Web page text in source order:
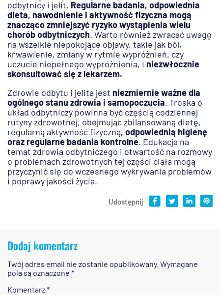
odbytnicy i jelit. Regularne badania, odpowiednia
dieta, nawodnienie i aktywność fizyczna mogą
znacząco zmniejszyć ryzyko wystąpienia wielu
chorób odbytniczych. Warto również zwracać uwagę
na wszelkie niepokojące objawy, takie jak ból,
krwawienie, zmiany w rytmie wypróżnień, czy
uczucie niepełnego wypróżnienia, i niezwłocznie
skonsultować się z lekarzem.
Zdrowie odbytu i jelita jest niezmiernie ważne dla
ogólnego stanu zdrowia i samopoczucia. Troska o
układ odbytniczy powinna być częścią codziennej
rutyny zdrowotnej, obejmując zbilansowaną dietę,
regularną aktywność fizyczną, odpowiednią higienę
oraz regularne badania kontrolne. Edukacja na
temat zdrowia odbytniczego i otwartość na rozmowy
o problemach zdrowotnych tej części ciała mogą
przyczynić się do wczesnego wykrywania problemów
i poprawy jakości życia.
Udostępnij
Dodaj komentarz
Twój adres email nie zostanie opublikowany. Wymagane
pola są oznaczone *
Komentarz*